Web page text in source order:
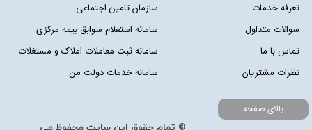
تعرفه خدمات
سوالات متداول
تماس با ما
نظرات مشتریان
سازمان تامین اجتماعی
سامانه استعلام سوابق بیمه مرکزی
سامانه ثبت معاملات املاک و مستغلات
سامانه خدمات دولت من
بالای صفحه